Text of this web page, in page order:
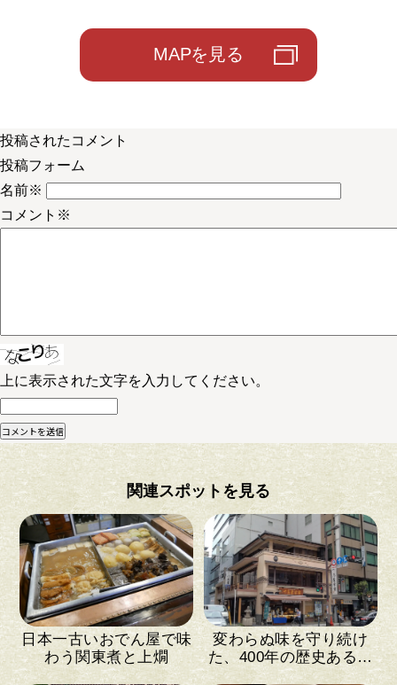
MAPを見る
投稿されたコメント
投稿フォーム
名前※
コメント ※
上に表示された文字を入力してください。
関連スポットを見る
日本一古いおでん屋で味
わう関東煮と上燗
変わらぬ味を守り続け
た、400年の歴史ある和
菓子店